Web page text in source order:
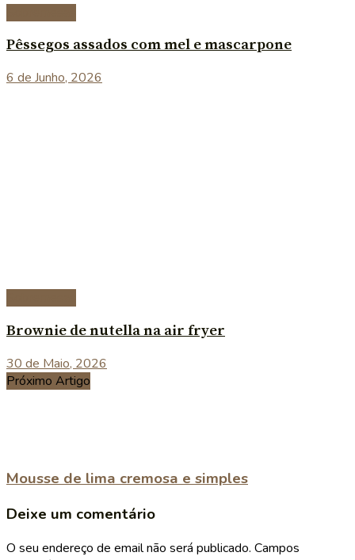
Pêssegos assados com mel e mascarpone
6 de Junho, 2026
Brownie de nutella na air fryer
30 de Maio, 2026
Próximo Artigo
Mousse de lima cremosa e simples
Deixe um comentário
O seu endereço de email não será publicado. Campos